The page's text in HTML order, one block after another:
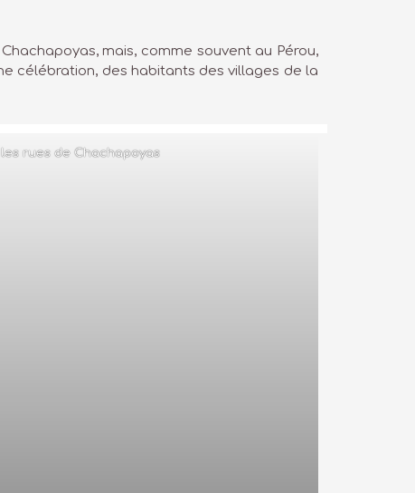
mais, comme souvent au Pérou,
célébration, des habitants des villages de la
les rues de Chachapoyas